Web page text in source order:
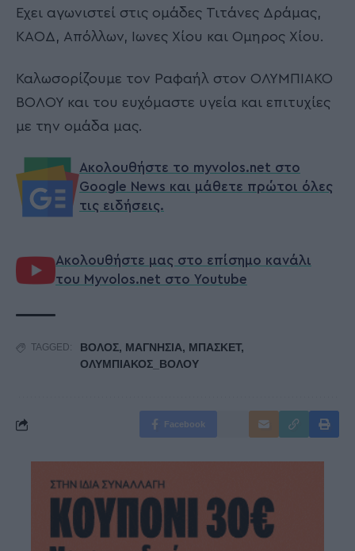
Εχει αγωνιστεί στις ομάδες Τιτάνες Δράμας,
ΚΑΟΔ, Απόλλων, Ιωνες Χίου και Ομηρος Χίου.
Καλωσορίζουμε τον Ραφαήλ στον ΟΛΥΜΠΙΑΚΟ
ΒΟΛΟΥ και του ευχόμαστε υγεία και επιτυχίες
με την ομάδα μας.
Ακολουθήστε το myvolos.net στο
Google News και μάθετε πρώτοι όλες
τις ειδήσεις.
Ακολουθήστε μας στο επίσημο κανάλι
του Myvolos.net στο Youtube
TAGGED: ΒΟΛΟΣ, ΜΑΓΝΗΣΙΑ, ΜΠΑΣΚΕΤ,
ΟΛΥΜΠΙΑΚΟΣ_ΒΟΛΟΥ
Facebook